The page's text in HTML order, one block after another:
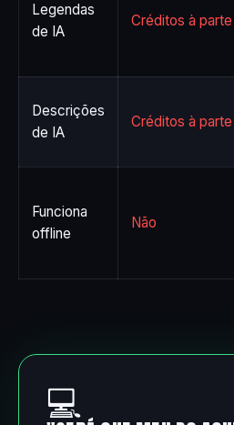
Legendas
de IA
Créditos à parte
Descrições
de IA
Créditos à parte
Funciona
offline
Não
💻